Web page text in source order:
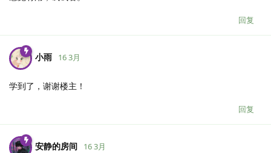
回复
小雨 16 3月
学到了，谢谢楼主！
回复
安静的房间 16 3月